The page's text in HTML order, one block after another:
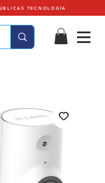
TECNOLOGÍA